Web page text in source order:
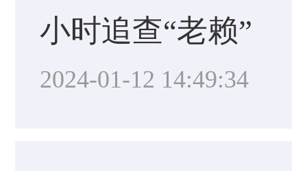
小时追查“老赖”
2024-01-12 14:49:34